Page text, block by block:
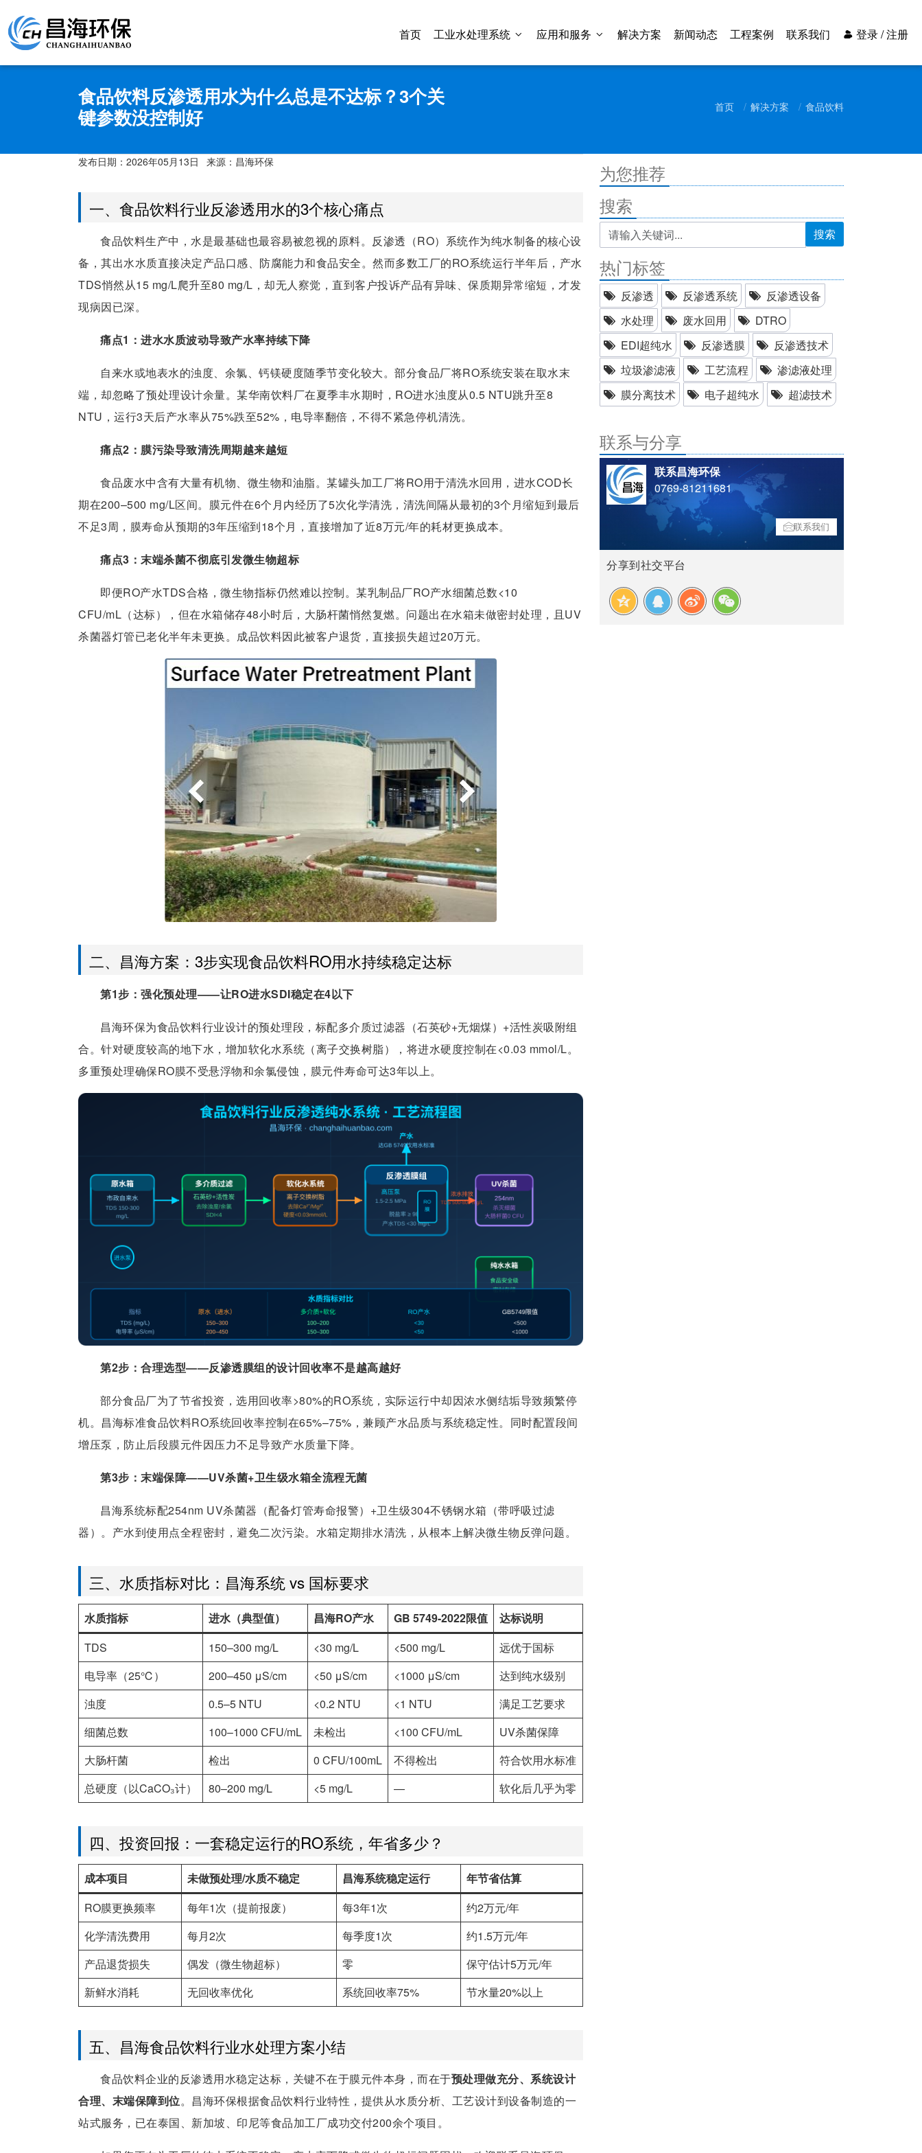
首页 工业水处理系统 应用和服务 解决方案 新闻动态 工程案例 联系我们 登录 / 注册
食品饮料反渗透用水为什么总是不达标？3个关
键参数没控制好
首页 解决方案 食品饮料
发布日期： 2026年05月13日 来源：昌海环保
一、食品饮料行业反渗透用水的3个核心痛点
食品饮料生产中，水是最基础也最容易被忽视的原料。反渗透（RO）系统作为纯水制备的核心设
备，其出水水质直接决定产品口感、防腐能力和食品安全。然而多数工厂的RO系统运行半年后，产水
TDS悄然从15 mg/L爬升至80 mg/L，却无人察觉，直到客户投诉产品有异味、保质期异常缩短，才发
现病因已深。
痛点1：进水水质波动导致产水率持续下降
自来水或地表水的浊度、余氯、钙镁硬度随季节变化较大。部分食品厂将RO系统安装在取水末
端，却忽略了预处理设计余量。某华南饮料厂在夏季丰水期时，RO进水浊度从0.5 NTU跳升至8
NTU，运行3天后产水率从75%跌至52%，电导率翻倍，不得不紧急停机清洗。
痛点2：膜污染导致清洗周期越来越短
食品废水中含有大量有机物、微生物和油脂。某罐头加工厂将RO用于清洗水回用，进水COD长
期在200–500 mg/L区间。膜元件在6个月内经历了5次化学清洗，清洗间隔从最初的3个月缩短到最后
不足3周，膜寿命从预期的3年压缩到18个月，直接增加了近8万元/年的耗材更换成本。
痛点3：末端杀菌不彻底引发微生物超标
即便RO产水TDS合格，微生物指标仍然难以控制。某乳制品厂RO产水细菌总数<10
CFU/mL（达标），但在水箱储存48小时后，大肠杆菌悄然复燃。问题出在水箱未做密封处理，且UV
杀菌器灯管已老化半年未更换。成品饮料因此被客户退货，直接损失超过20万元。
二、昌海方案：3步实现食品饮料RO用水持续稳定达标
第1步：强化预处理——让RO进水SDI稳定在4以下
昌海环保为食品饮料行业设计的预处理段，标配多介质过滤器（石英砂+无烟煤）+活性炭吸附组
合。针对硬度较高的地下水，增加软化水系统（离子交换树脂），将进水硬度控制在<0.03 mmol/L。
多重预处理确保RO膜不受悬浮物和余氯侵蚀，膜元件寿命可达3年以上。
第2步：合理选型——反渗透膜组的设计回收率不是越高越好
部分食品厂为了节省投资，选用回收率>80%的RO系统，实际运行中却因浓水侧结垢导致频繁停
机。昌海标准食品饮料RO系统回收率控制在65%–75%，兼顾产水品质与系统稳定性。同时配置段间
增压泵，防止后段膜元件因压力不足导致产水质量下降。
第3步：末端保障——UV杀菌+卫生级水箱全流程无菌
昌海系统标配254nm UV杀菌器（配备灯管寿命报警）+卫生级304不锈钢水箱（带呼吸过滤
器）。产水到使用点全程密封，避免二次污染。水箱定期排水清洗，从根本上解决微生物反弹问题。
三、水质指标对比：昌海系统 vs 国标要求
水质指标 进水（典型值） 昌海RO产水 GB 5749-2022限值
达标说明
TDS
150–300 mg/L <30 mg/L <500 mg/L
远优于国标
电导率（25℃）
200–450 μS/cm <50 μS/cm <1000 μS/cm
达到纯水级别
浊度
0.5–5 NTU <0.2 NTU <1 NTU
满足工艺要求
细菌总数
100–1000 CFU/mL 未检出 <100 CFU/mL
UV杀菌保障
大肠杆菌
检出 0 CFU/100mL 不得检出
符合饮用水标准
总硬度（以CaCO₃计）
80–200 mg/L <5 mg/L — 软化后几乎为零
四、投资回报：一套稳定运行的RO系统，年省多少？
成本项目 未做预处理/水质不稳定 昌海系统稳定运行
年节省估算
RO膜更换频率
每年1次（提前报废） 每3年1次
约2万元/年
化学清洗费用
每月2次 每季度1次
约1.5万元/年
产品退货损失
偶发（微生物超标） 零
保守估计5万元/年
新鲜水消耗
无回收率优化 系统回收率75% 节水量20%以上
五、昌海食品饮料行业水处理方案小结
食品饮料企业的反渗透用水稳定达标，关键不在于膜元件本身，而在于预处理做充分、系统设计
合理、末端保障到位。昌海环保根据食品饮料行业特性，提供从水质分析、工艺设计到设备制造的一
站式服务，已在泰国、新加坡、印尼等食品加工厂成功交付200余个项目。
为您推荐
搜索
搜索
热门标签
反渗透 反渗透系统
反渗透设备
水处理
废水回用
DTRO
EDI超纯水
反渗透膜
反渗透技术
垃圾渗滤液
工艺流程
渗滤液处理
膜分离技术
电子超纯水 超滤技术
联系与分享
联系昌海环保
0769-81211681
联系我们
分享到社交平台